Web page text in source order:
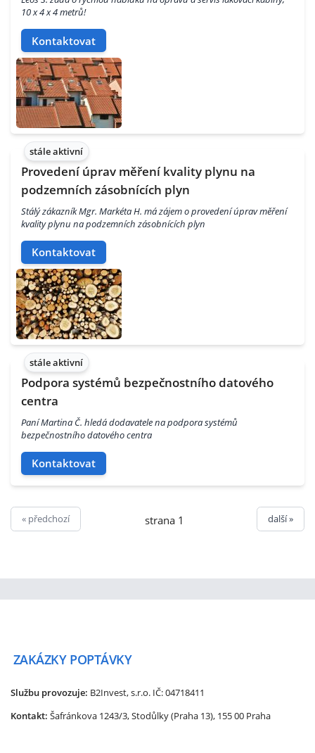
10 x 4 x 4 metrů!
Kontaktovat
stále aktivní
Provedení úprav měření kvality plynu na
podzemních zásobnících plyn
Stálý zákazník Mgr. Markéta H. má zájem o provedení úprav měření
kvality plynu na podzemních zásobnících plyn
Kontaktovat
stále aktivní
Podpora systémů bezpečnostního datového
centra
Paní Martina Č. hledá dodavatele na podpora systémů
bezpečnostního datového centra
Kontaktovat
« předchozí strana 1 další »
ZAKÁZKY POPTÁVKY
Službu provozuje: B2Invest, s.r.o. IČ: 04718411
Kontakt: Šafránkova 1243/3, Stodůlky (Praha 13), 155 00 Praha